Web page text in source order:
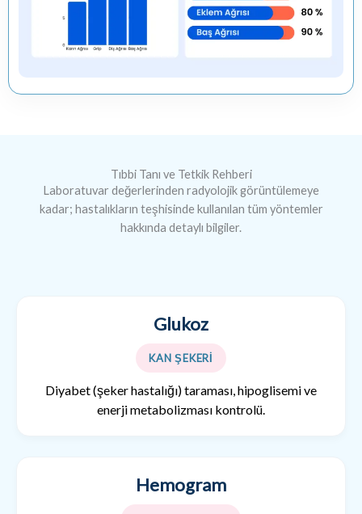
Tıbbi Tanı ve Tetkik Rehberi
Laboratuvar değerlerinden radyolojik görüntülemeye
kadar; hastalıkların teşhisinde kullanılan tüm yöntemler
hakkında detaylı bilgiler.
Glukoz
KAN ŞEKERİ
Diyabet (şeker hastalığı) taraması, hipoglisemi ve
enerji metabolizması kontrolü.
Hemogram